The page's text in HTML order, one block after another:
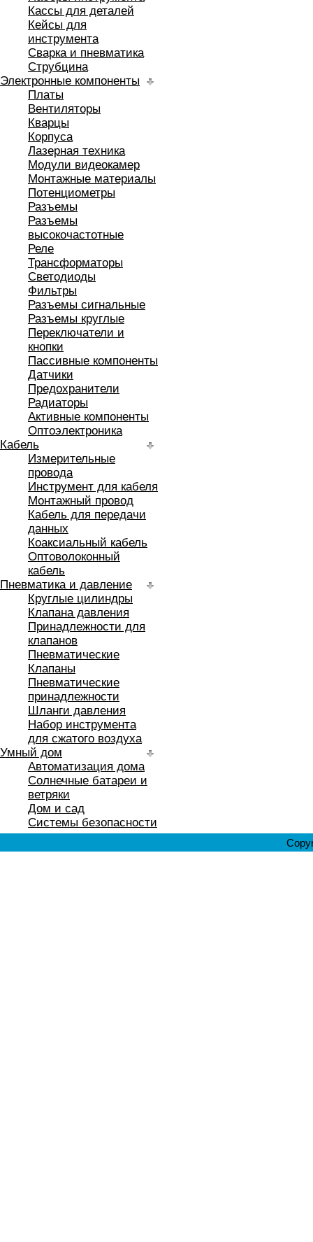
Кассы для деталей
Кейсы для
инструмента
Сварка и пневматика
Струбцина
Электронные компоненты
Платы
Вентиляторы
Кварцы
Корпуса
Лазерная техника
Модули видеокамер
Монтажные материалы
Потенциометры
Разъемы
Разъемы
высокочастотные
Реле
Трансформаторы
Светодиоды
Фильтры
Разъемы сигнальные
Разъемы круглые
Переключатели и
кнопки
Пассивные компоненты
Датчики
Предохранители
Радиаторы
Активные компоненты
Оптоэлектроника
Кабель
Измерительные
провода
Инструмент для кабеля
Монтажный провод
Кабель для передачи
данных
Коаксиальный кабель
Оптоволоконный
кабель
Пневматика и давление
Круглые цилиндры
Клапана давления
Принадлежности для
клапанов
Пневматические
Клапаны
Пневматические
принадлежности
Шланги давления
Набор инструмента
для сжатого воздуха
Умный дом
Автоматизация дома
Солнечные батареи и
ветряки
Дом и сад
Системы безопасности